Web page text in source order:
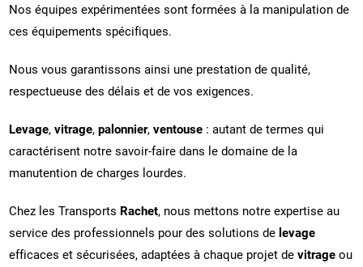
Nos équipes expérimentées sont formées à la manipulation de
ces équipements spécifiques.
Nous vous garantissons ainsi une prestation de qualité,
respectueuse des délais et de vos exigences.
Levage,vitrage,palonnier,ventouse : autant de termes qui
caractérisent notre savoir-faire dans le domaine de la
manutention de charges lourdes.
Chez les Transports Rachet, nous mettons notre expertise au
service des professionnels pour des solutions de levage
efficaces et sécurisées, adaptées à chaque projet devitrage ou